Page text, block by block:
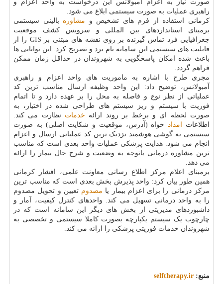
صورت نیاز به اعزام آمبولانس این درخواست به واحد اعزام و
راهبری عملیات به صورت سیستمی ابلاغ می شود.
کرمانی استفاده از فرم های تشخیص و مشاوره بالینی سیستمی
برمبنای استانداردهای بین المللی و سرویس کشف موقعیت
جغرافیایی فرد تماس گیرنده بر روی نقشه های مبتنی بر GIS را از
قابلیت های سیستمی این سامانه نام برد و تصریح کرد: این توانایی ها
باعث شده امکان پاسخگویی به شهروندان در حداقل زمان ممکن
فراهم گردد.
مجری طرح با اشاره به ماموریت های واحد اعزام و راهبری
آمبولانس، توضیح داد: این واحد وظیفه ارسال مناسب ترین کد
عملیاتی از نظر نوع و فاصله به محل را بر عهده دارد و تا اتمام
فوریت با سیستم و ریز سیستم های طراحی شده در اختیار، به
صورت لحظه ای و برخط بر روند ارائه خدمات نظارت می کند.
اطلاعات
امدادخواه (آدرس، موقعیت و شکایت اصلی) به صورت
سیستمی به گوشی هوشمند نزدیک ترین کد عملیاتی ارسال و اعزام
انجام می شود. هدایت پزشکی عملیات واحد بعدی است که مناسب
ترین مشاوره درمانی باتوجه به وضعیت و شرح حال بیمار را ارائه
می دهد.
برمبنای اعلام مرکز اطلاع رسانی معاونت علمی، افشار کرمانی
همین طور بیان کرد: واحد پذیرش بخش بعدی است که مناسب ترین
مرکز درمانی را برای اعزام بیمار یا مصدوم تعیین و تحویل مصدوم
را به واحد درمانی تسهیل می کند. واحدهای کنترل کیفیت، آمار و
داشبوردهای مدیریتی از بخش های دیگر این سامانه است که در
چارچوب یک سیستم یکپارچه بصورت کاملا سیستمی و تخصصی به
شهروندان خدمات فوریتی پزشکی را ارائه می کند.
منبع: selftherapy.ir